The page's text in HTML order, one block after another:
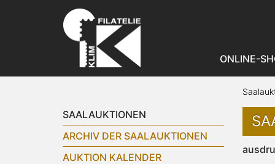
ONLINE-
SAALAUKTIONEN
ARCHIV DER SAALAUKTIONEN
AUKTION KALENDER